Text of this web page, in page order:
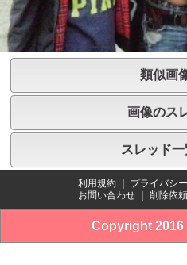
類似画
画像のス
スレッド
利用規約 プライバシ
お問い合わせ
削除依頼
Copyright 2016